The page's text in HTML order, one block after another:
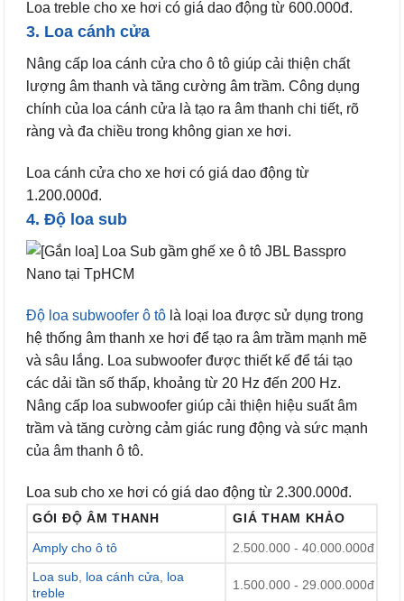
Loa treble cho xe hơi có giá dao động từ 600.000đ.
3. Loa cánh cửa
Nâng cấp loa cánh cửa cho ô tô giúp cải thiện chất
lượng âm thanh và tăng cường âm trầm. Công dụng
chính của loa cánh cửa là tạo ra âm thanh chi tiết, rõ
ràng và đa chiều trong không gian xe hơi.
Loa cánh cửa cho xe hơi có giá dao động từ
1.200.000đ.
4. Độ loa sub
Độ loa subwoofer ô tô là loại loa được sử dụng trong
hệ thống âm thanh xe hơi để tạo ra âm trầm mạnh mẽ
và sâu lắng. Loa subwoofer được thiết kế để tái tạo
các dải tần số thấp, khoảng từ 20 Hz đến 200 Hz.
Nâng cấp loa subwoofer giúp cải thiện hiệu suất âm
trầm và tăng cường cảm giác rung động và sức mạnh
của âm thanh ô tô.
Loa sub cho xe hơi có giá dao động từ 2.300.000đ.
GÓI ĐỘ ÂM THANH GIÁ THAM KHẢO
Amply cho ô tô
2.500.000 - 40.000.000đ
Loa sub loa cánh cửa
loa
treble
1.500.000 - 29.000.000đ